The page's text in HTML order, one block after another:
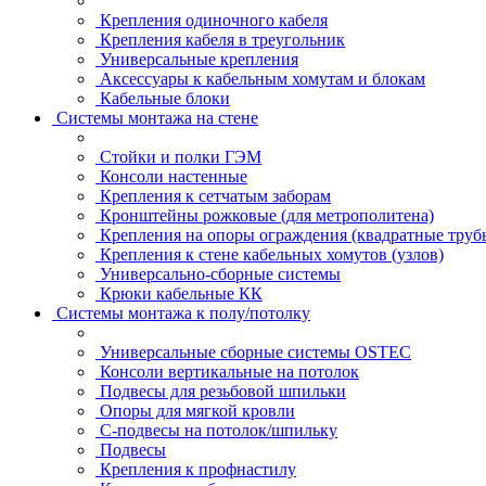
Крепления одиночного кабеля
Крепления кабеля в треугольник
Универсальные крепления
Аксессуары к кабельным хомутам и блокам
Кабельные блоки
Системы монтажа на стене
Стойки и полки ГЭМ
Консоли настенные
Крепления к сетчатым заборам
Кронштейны рожковые (для метрополитена)
Крепления на опоры ограждения (квадратные
Крепления к стене кабельных хомутов (узлов)
Универсально-сборные системы
Крюки кабельные КК
Системы монтажа к полу/потолку
Универсальные сборные системы OSTEC
Консоли вертикальные на потолок
Подвесы для резьбовой шпильки
Опоры для мягкой кровли
С-подвесы на потолок/шпильку
Подвесы
Крепления к профнастилу